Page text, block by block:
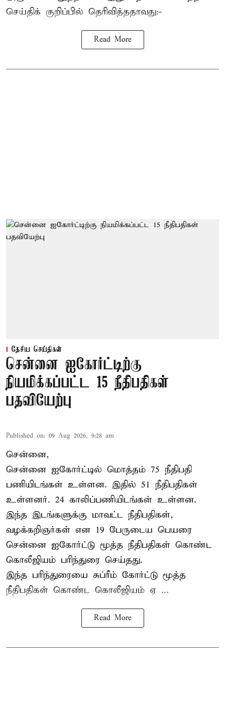
செய்திக் குறிப்பில் தெரிவித்ததாவது:-
Read More
தேசிய செய்திகள்
சென்னை ஐகோர்ட்டிற்கு
நியமிக்கப்பட்ட 15 நீதிபதிகள்
பதவியேற்பு
Published on: 09 Aug 2026, 9:28 am
சென்னை,
சென்னை ஐகோர்ட்டில் மொத்தம் 75 நீதிபதி
பணியிடங்கள் உள்ளன. இதில் 51 நீதிபதிகள்
உள்ளனர். 24 காலிப்பணியிடங்கள் உள்ளன.
இந்த இடங்களுக்கு மாவட்ட நீதிபதிகள்,
வழக்கறிஞர்கள் என 19 பேருடைய பெயரை
சென்னை ஐகோர்ட்டு மூத்த நீதிபதிகள் கொண்ட
கொலீஜியம் பரிந்துரை செய்தது.
இந்த பரிந்துரையை சுப்ரீம் கோர்ட்டு மூத்த
நீதிபதிகள் கொண்ட கொலீஜியம் ஏ ...
Read More